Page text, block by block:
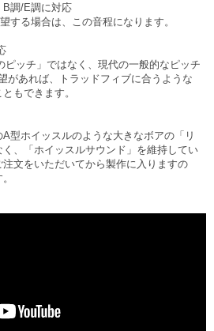
調/E調に対応
する場合は、この音程になります。
ピッチ」ではなく、現代の一般的なピッチ
があれば、トラッドフィブに合うような
もできます。
型ホイッスルのような大きなボアの「リ
、「ホイッスルサウンド」を維持してい
文をいただいてから製作に入りますの